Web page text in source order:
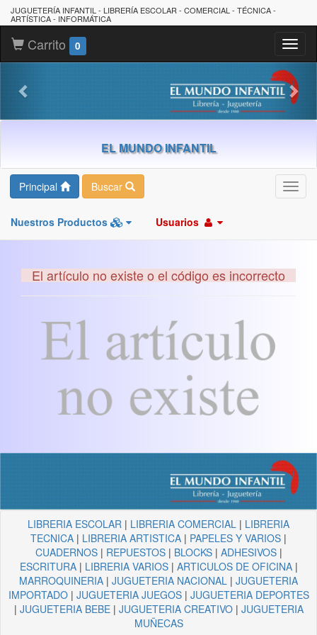
JUGUETERÍA INFANTIL - LIBRERÍA ESCOLAR - COMERCIAL - TÉCNICA -
ARTÍSTICA - INFORMÁTICA
Carrito 0
EL MUNDO INFANTIL
Principal Buscar
Nuestros Productos Usuarios
El artículo no existe o el código es incorrecto
LIBRERIA ESCOLAR | LIBRERIA COMERCIAL | LIBRERIA
TECNICA | LIBRERIA ARTISTICA | PAPELES Y VARIOS |
CUADERNOS| REPUESTOS| BLOCKS| ADHESIVOS|
ESCRITURA| LIBRERIA VARIOS| ARTICULOS DE OFICINA|
MARROQUINERIA | JUGUETERIA NACIONAL | JUGUETERIA
IMPORTADO| JUGUETERIA JUEGOS| JUGUETERIA DEPORTES
| JUGUETERIA BEBE| JUGUETERIA CREATIVO| JUGUETERIA
MUÑECAS